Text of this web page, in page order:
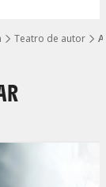
Teatro de autor